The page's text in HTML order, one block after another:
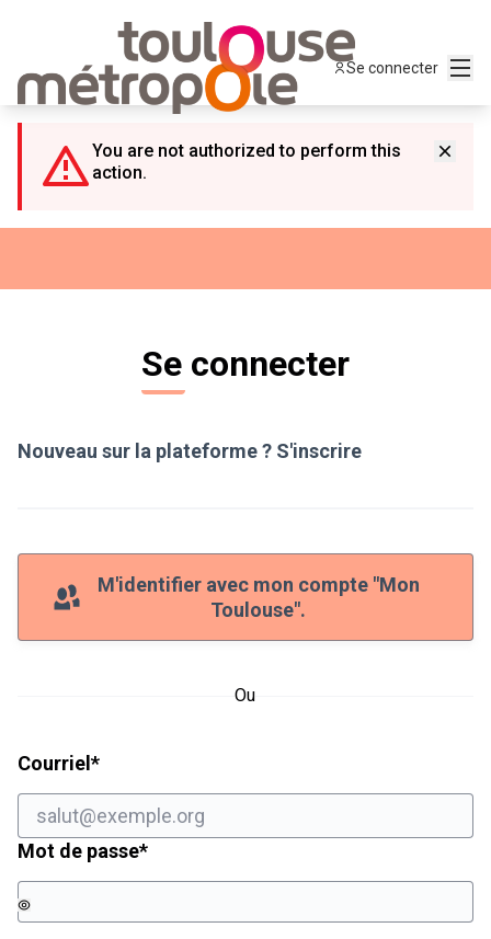
Se connecter
You are not authorized to perform this
action.
Se connecter
Nouveau sur la plateforme ? S'inscrire
M'identifier avec mon compte "Mon
Toulouse".
Ou
Courriel *Champ obligatoire
Mot de passe*Champ obligatoire